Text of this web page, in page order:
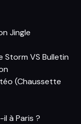
Jingle
VS Bulletin
(Chaussette
à Paris ?